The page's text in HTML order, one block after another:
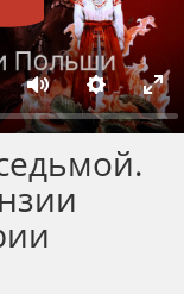
Заглушить
На